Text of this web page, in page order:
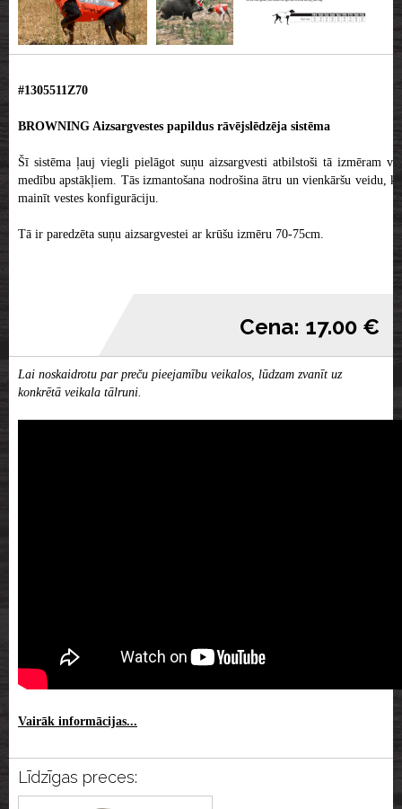
#1305511Z70
BROWNING Aizsargvestes papildus rāvējslēdzēja sistēma
Šī sistēma ļauj viegli pielāgot suņu aizsargvesti atbilstoši tā izmēram vai
medību apstākļiem. Tās izmantošana nodrošina ātru un vienkāršu veidu, kā
mainīt vestes konfigurāciju.
Tā ir paredzēta suņu aizsargvestei ar krūšu izmēru 70-75cm.
Cena: 17.00 €
Lai noskaidrotu par preču pieejamību veikalos, lūdzam zvanīt uz
konkrētā veikala tālruni.
Vairāk informācijas...
Līdzīgas preces: